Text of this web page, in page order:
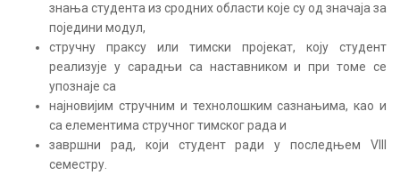
знања студента из сродних области које су од значаја за
поједини модул,
стручну праксу или тимски пројекат, коју студент
реализује у сарадњи са наставником и при томе се
упознаје са
најновијим стручним и технолошким сазнањима, као и
са елементима стручног тимског рада и
завршни рад, који студент ради у последњем VIII
семестру.